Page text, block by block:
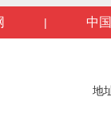
| 中
地